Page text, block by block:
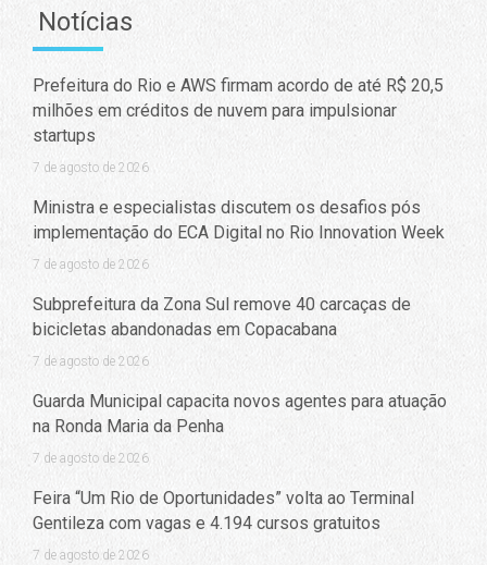
Notícias
Prefeitura do Rio e AWS firmam acordo de até R$ 20,5
milhões em créditos de nuvem para impulsionar
startups
7 de agosto de 2026
Ministra e especialistas discutem os desafios pós
implementação do ECA Digital no Rio Innovation Week
7 de agosto de 2026
Subprefeitura da Zona Sul remove 40 carcaças de
bicicletas abandonadas em Copacabana
7 de agosto de 2026
Guarda Municipal capacita novos agentes para atuação
na Ronda Maria da Penha
7 de agosto de 2026
Feira “Um Rio de Oportunidades” volta ao Terminal
Gentileza com vagas e 4.194 cursos gratuitos
7 de agosto de 2026